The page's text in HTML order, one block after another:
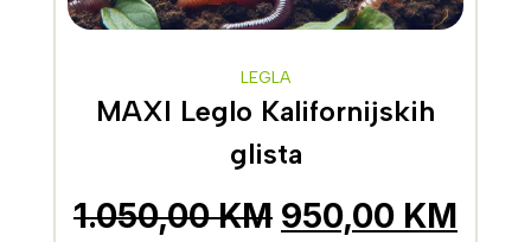
LEGLA
MAXI Leglo Kalifornijskih
glista
1.050,00KM 950,00 KM